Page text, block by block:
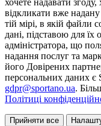
хочете надавати
відкликати вже
тій мірі, в якій файли
дані, підставою для їх
адміністратора, що
надання послуг та
його Довірених
персональних даних є
gdpr@sportano.ua.
Політиці
Прийняти все